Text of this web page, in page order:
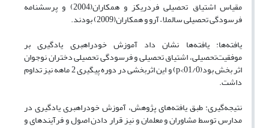
مقیاس اشتیاق تحصیلی فردریکز و همکاران(2004) و پرسشنامه
فرسودگی تحصیلی سالملا – آرو و همکاران(2009) بودند.
یافته‌ها: یافته‌ها نشان داد آموزش خودراهبری یادگیری بر
موفقیت‌تحصیلی، اشتیاق تحصیلی و فرسودگی تحصیلی دختران نوجوان
اثر بخش بود(01/0>p) و این اثر‌بخشی در دوره پیگیری 2 ماهه نیز تداوم
داشت.
نتیجه‌گیری: طبق یافته‌های پژوهش، آموزش خودراهبری‌ یادگیری در
مدارس توسط مشاوران و معلمان و نیز قرار دادن اصول و فرآیندهای و